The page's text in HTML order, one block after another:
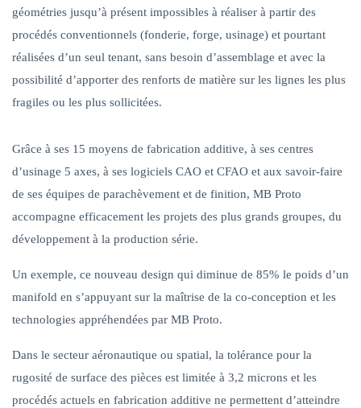
géométries jusqu’à présent impossibles à réaliser à partir des
procédés conventionnels (fonderie, forge, usinage) et pourtant
réalisées d’un seul tenant, sans besoin d’assemblage et avec la
possibilité d’apporter des renforts de matière sur les lignes les plus
fragiles ou les plus sollicitées.
Grâce à ses 15 moyens de fabrication additive, à ses centres
d’usinage 5 axes, à ses logiciels CAO et CFAO et aux savoir-faire
de ses équipes de parachèvement et de finition, MB Proto
accompagne efficacement les projets des plus grands groupes, du
développement à la production série.
Un exemple, ce nouveau design qui diminue de 85% le poids d’un
manifold en s’appuyant sur la maîtrise de la co-conception et les
technologies appréhendées par MB Proto.
Dans le secteur aéronautique ou spatial, la tolérance pour la
rugosité de surface des pièces est limitée à 3,2 microns et les
procédés actuels en fabrication additive ne permettent d’atteindre